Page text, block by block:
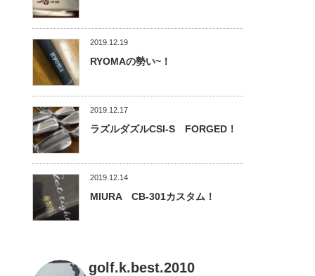
2019.12.19
RYOMAの勢い~！
2019.12.17
ラズルダズルCSI-S FORGED！
2019.12.14
MIURA CB-301カスタム！
golf.k.best.2010